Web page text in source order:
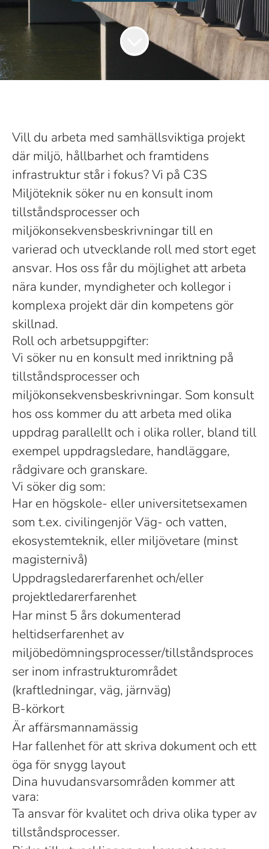
Vill du arbeta med samhällsviktiga projekt
där miljö, hållbarhet och framtidens
infrastruktur står i fokus? Vi på C3S
Miljöteknik söker nu en konsult inom
tillståndsprocesser och
miljökonsekvensbeskrivningar till en
varierad och utvecklande roll med stort eget
ansvar. Hos oss får du möjlighet att arbeta
nära kunder, myndigheter och kollegor i
komplexa projekt där din kompetens gör
skillnad.
Roll och arbetsuppgifter:
Vi söker nu en konsult med inriktning på
tillståndsprocesser och
miljökonsekvensbeskrivningar. Som konsult
hos oss kommer du att arbeta med olika
uppdrag parallellt och i olika roller, bland till
exempel uppdragsledare, handläggare,
rådgivare och granskare.
Vi söker dig som:
Har en högskole- eller universitetsexamen
som t.ex. civilingenjör Väg- och vatten,
ekosystemteknik, eller miljövetare (minst
magisternivå)
Uppdragsledarerfarenhet och/eller
projektledarerfarenhet
Har minst 5 års dokumenterad
heltidserfarenhet av
miljöbedömningsprocesser/tillståndsproces
ser inom infrastrukturområdet
(kraftledningar, väg, järnväg)
B-körkort
Är affärsmannamässig
Har fallenhet för att skriva dokument och ett
öga för snygg layout
Dina huvudansvarsområden kommer att
vara:
Ta ansvar för kvalitet och driva olika typer av
tillståndsprocesser.